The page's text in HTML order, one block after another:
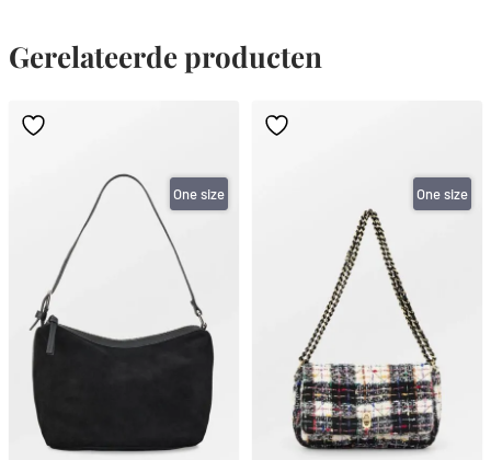
Gerelateerde producten
One size One size